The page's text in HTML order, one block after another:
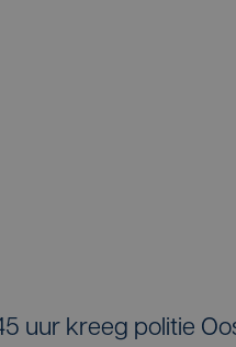
uur kreeg politie